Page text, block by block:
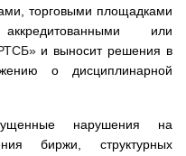
торговыми площадками
или
и выносит решения в
о дисциплинарной
нарушения на
биржи, структурных